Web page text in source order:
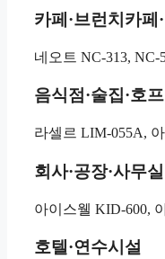
카페·브런치카페
네오트 NC-313,
음식점·술집·호
라셀르 LIM-055A,
회사·공장·사무실
아이스웰 KID-600,
호텔·연수시설